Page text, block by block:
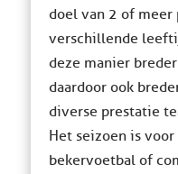
doel van 2 of meer
verschillende
deze manier
daardoor ook
diverse prestatie
Het seizoen is
bekervoetbal of